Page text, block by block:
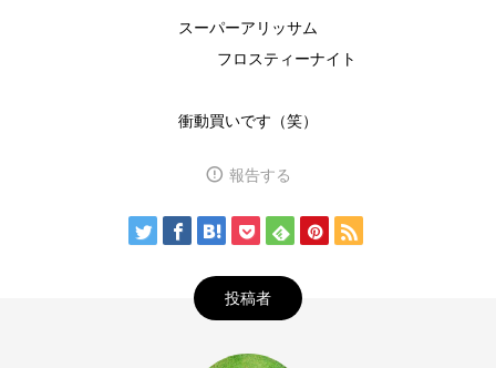
スーパーアリッサム
フロスティーナイト
衝動買いです（笑）
報告する
投稿者